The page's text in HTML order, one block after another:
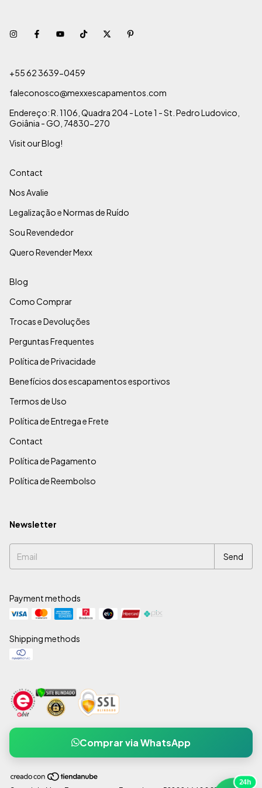
+55 62 3639-0459
faleconosco@mexxescapamentos.com
Endereço: R. 1106, Quadra 204 - Lote 1 - St. Pedro Ludovico,
Goiânia - GO, 74830-270
Visit our Blog!
Contact
Nos Avalie
Legalização e Normas de Ruído
Sou Revendedor
Quero Revender Mexx
Blog
Como Comprar
Trocas e Devoluções
Perguntas Frequentes
Política de Privacidade
Benefícios dos escapamentos esportivos
Termos de Uso
Política de Entrega e Frete
Contact
Política de Pagamento
Política de Reembolso
Newsletter
Payment methods
Shipping methods
24h
Comprar via WhatsApp